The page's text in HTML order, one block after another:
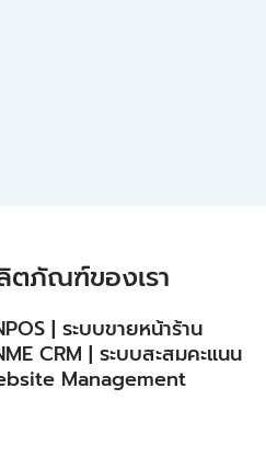
ตภัณฑ์ของเรา
| ระบบขายหน้าร้าน
CRM | ระบบสะสมคะแนน
Management